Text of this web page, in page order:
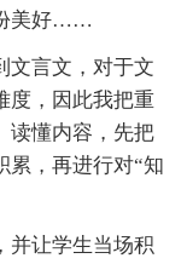
美好……
文言文，对于文
度，因此我把重
读懂内容，先把
累，再进行对“知
并让学生当场积